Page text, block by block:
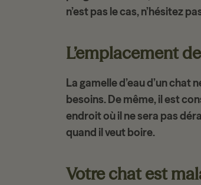
n’est pas le cas, n’hésitez
L’emplacement
Lagamelle d’eau d’un chat
besoins. De même, il est
endroit où il ne sera pas
quand il veut boire.
Votre chat est